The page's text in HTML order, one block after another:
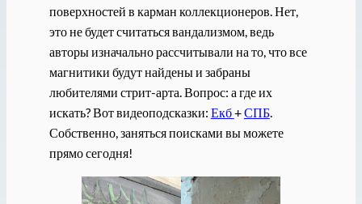
поверхностей в карман коллекционеров. Нет,
это не будет считаться вандализмом, ведь
авторы изначально рассчитывали на то, что все
магнитики будут найдены и забраны
любителями стрит-арта. Вопрос: а где их
искать? Вот видеоподсказки: Екб+СПБ.
Собственно, заняться поисками вы можете
прямо сегодня!